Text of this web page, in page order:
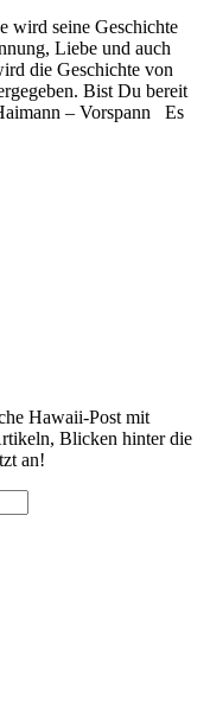
wird seine Geschichte
Liebe und auch
die Geschichte von
Bist Du bereit
– Vorspann Es
Hawaii-Post mit
Blicken hinter die
an!